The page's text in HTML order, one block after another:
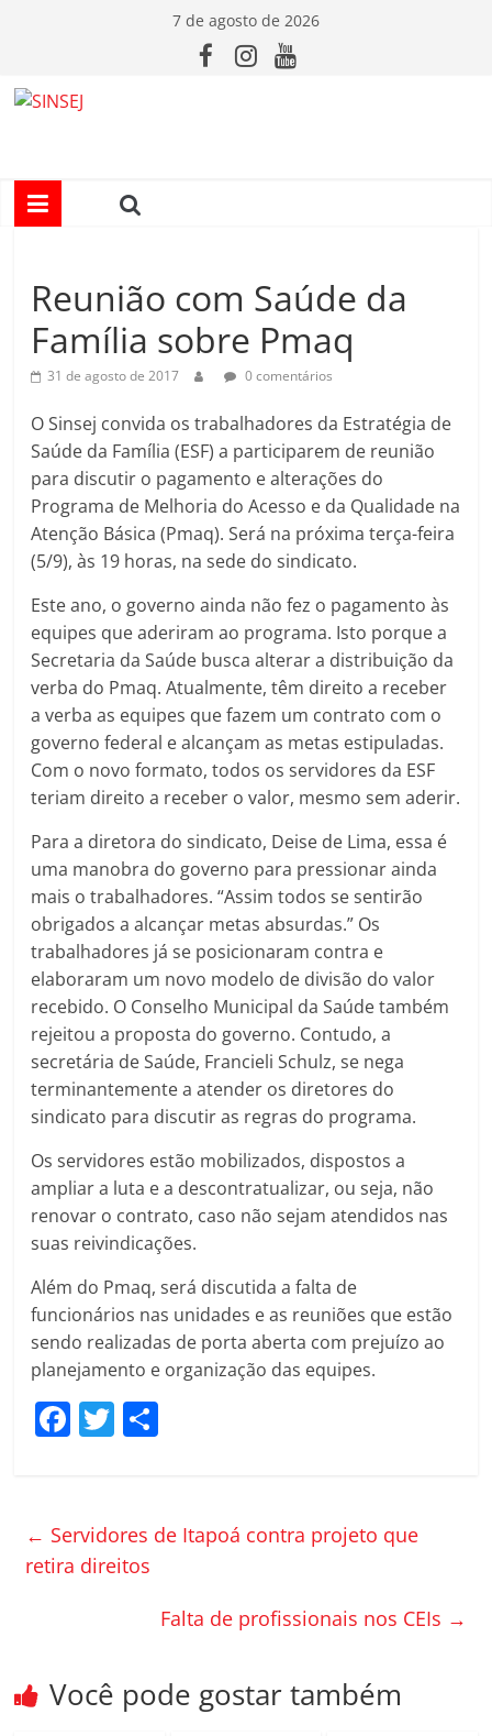
conteúdo
7 de agosto de 2026
I
S
E
Reunião com Saúde da
Família sobre Pmaq
31 de agosto de 2017 0 comentários
O Sinsej convida os trabalhadores da Estratégia de
Saúde da Família (ESF) a participarem de reunião
para discutir o pagamento e alterações do
Programa de Melhoria do Acesso e da Qualidade na
Atenção Básica (Pmaq). Será na próxima terça-feira
(5/9), às 19 horas, na sede do sindicato.
Este ano, o governo ainda não fez o pagamento às
equipes que aderiram ao programa. Isto porque a
Secretaria da Saúde busca alterar a distribuição da
verba do Pmaq. Atualmente, têm direito a receber
a verba as equipes que fazem um contrato com o
governo federal e alcançam as metas estipuladas.
Com o novo formato, todos os servidores da ESF
teriam direito a receber o valor, mesmo sem aderir.
Para a diretora do sindicato, Deise de Lima, essa é
uma manobra do governo para pressionar ainda
mais o trabalhadores. “Assim todos se sentirão
obrigados a alcançar metas absurdas.” Os
trabalhadores já se posicionaram contra e
elaboraram um novo modelo de divisão do valor
recebido. O Conselho Municipal da Saúde também
rejeitou a proposta do governo. Contudo, a
secretária de Saúde, Francieli Schulz, se nega
terminantemente a atender os diretores do
sindicato para discutir as regras do programa.
Os servidores estão mobilizados, dispostos a
ampliar a luta e a descontratualizar, ou seja, não
renovar o contrato, caso não sejam atendidos nas
suas reivindicações.
Além do Pmaq, será discutida a falta de
funcionários nas unidades e as reuniões que estão
sendo realizadas de porta aberta com prejuízo ao
planejamento e organização das equipes.
F
e
b
T
er p
h
← Servidores de Itapoá contra projeto que
retira direitos
Falta de profissionais nos CEIs →
Você pode gostar também